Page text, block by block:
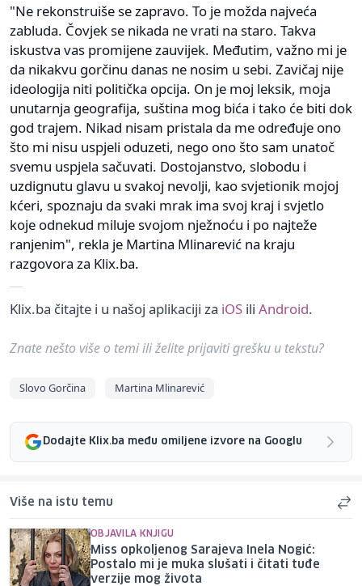
"Ne rekonstruiše se zapravo. To je možda najveća
zabluda. Čovjek se nikada ne vrati na staro. Takva
iskustva vas promijene zauvijek. Međutim, važno mi je
da nikakvu gorčinu danas ne nosim u sebi. Zavičaj nije
ideologija niti politička opcija. On je moj leksik, moja
unutarnja geografija, suština mog bića i tako će biti dok
god trajem. Nikad nisam pristala da me određuje ono
što mi nisu uspjeli oduzeti, nego ono što sam unatoč
svemu uspjela sačuvati. Dostojanstvo, slobodu i
uzdignutu glavu u svakoj nevolji, kao svjetionik mojoj
kćeri, spoznaju da svaki mrak ima svoj kraj i svjetlo
koje odnekud miluje svojom nježnoću i po najteže
ranjenim", rekla je Martina Mlinarević na kraju
razgovora za Klix.ba.
Klix.ba čitajte i u našoj aplikaciji za iOS ili Android.
Znate nešto više o temi ili želite prijaviti grešku u tekstu?
Slovo Gorčina Martina Mlinarević
Dodajte Klix.ba među omiljene izvore na Googlu
Više na istu temu
OBJAVILA KNJIGU
Miss opkoljenog Sarajeva Inela Nogić:
Postalo mi je muka slušati i čitati tuđe
verzije mog života